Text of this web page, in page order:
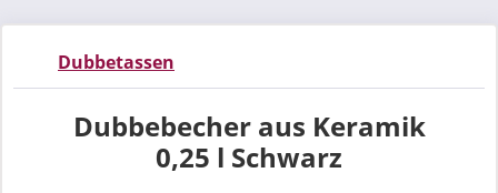
Dubbetassen
Dubbebecher aus Keramik
0,25 l Schwarz